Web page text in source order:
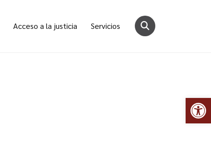
Acceso a la justicia Servicios